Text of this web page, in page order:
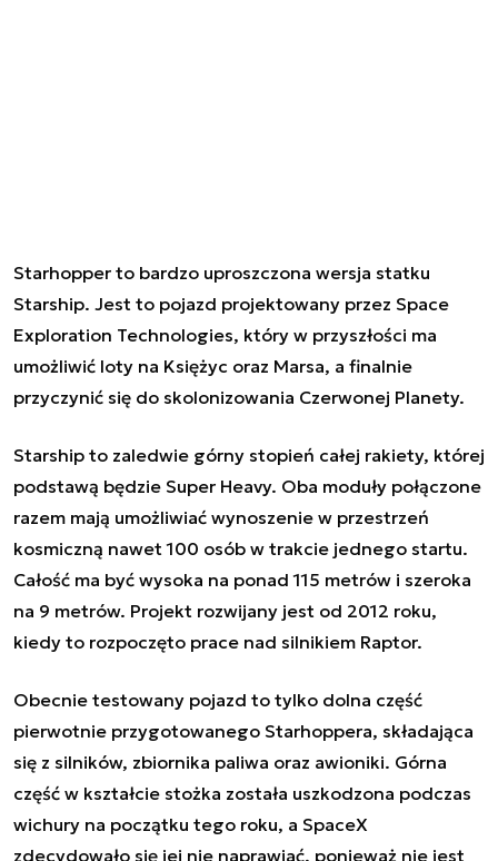
Starhopper to bardzo uproszczona wersja statku
Starship. Jest to pojazd projektowany przez Space
Exploration Technologies, który w przyszłości ma
umożliwić loty na Księżyc oraz Marsa, a finalnie
przyczynić się do skolonizowania Czerwonej Planety.
Starship to zaledwie górny stopień całej rakiety, której
podstawą będzie Super Heavy. Oba moduły połączone
razem mają umożliwiać wynoszenie w przestrzeń
kosmiczną nawet 100 osób w trakcie jednego startu.
Całość ma być wysoka na ponad 115 metrów i szeroka
na 9 metrów. Projekt rozwijany jest od 2012 roku,
kiedy to rozpoczęto prace nad silnikiem Raptor.
Obecnie testowany pojazd to tylko dolna część
pierwotnie przygotowanego Starhoppera, składająca
się z silników, zbiornika paliwa oraz awioniki. Górna
część w kształcie stożka została uszkodzona podczas
wichury na początku tego roku, a SpaceX
zdecydowało się jej nie naprawiać, ponieważ nie jest